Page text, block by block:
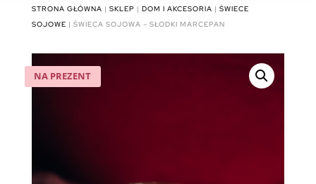
STRONA GŁÓWNA | SKLEP | DOM I AKCESORIA | ŚWIECE
SOJOWE | ŚWIECA SOJOWA – SŁODKI MARCEPAN
NA PREZENT